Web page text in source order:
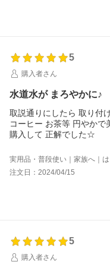
5
購入者さん
水道水が まろやかに♪
取説通りにしたら 取り付
コーヒー お茶等 円やかで
購入して 正解でした☆
実用品・普段使い｜家族へ｜
注文日：2024/04/15
5
購入者さん